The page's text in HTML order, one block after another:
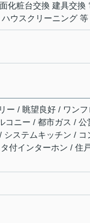
化粧台交換 建具交換
ウスクリーニング 等
ー / 眺望良好 / ワンフ
コニー / 都市ガス / 公
ステムキッチン / コ
付インターホン / 住